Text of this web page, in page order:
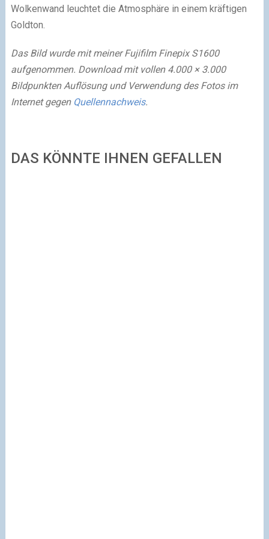
Wolkenwand leuchtet die Atmosphäre in einem kräftigen
Goldton.
Das Bild wurde mit meiner Fujifilm Finepix S1600
aufgenommen. Download mit vollen 4.000 × 3.000
Bildpunkten Auflösung und Verwendung des Fotos im
Internet gegen Quellennachweis.
DAS KÖNNTE IHNEN GEFALLEN